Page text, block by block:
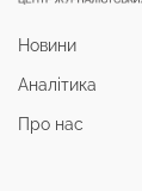
Новини
Аналітика
Про нас